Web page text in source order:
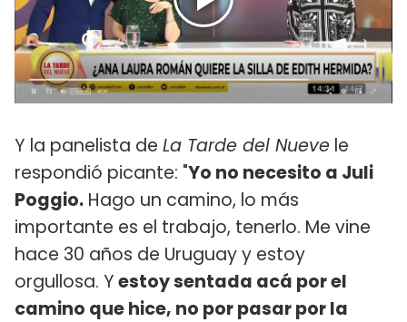
Y la panelista de La Tarde del Nueve le
respondió picante: "Yo no necesito a Juli
Poggio. Hago un camino, lo más
importante es el trabajo, tenerlo. Me vine
hace 30 años de Uruguay y estoy
orgullosa. Yestoy sentada acá por el
camino que hice, no por pasar por la